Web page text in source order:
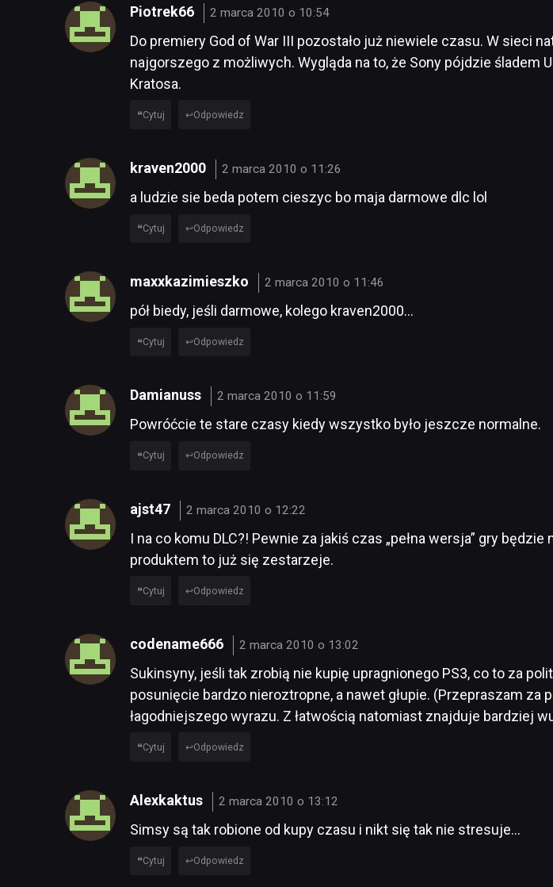
Piotrek66 2 marca 2010 o 10:54
Do premiery God of War III pozostało już niewiele czasu. W sieci
najgorszego z możliwych. Wygląda na to, że Sony pójdzie
Kratosa.
Cytuj Odpowiedz
kraven2000 2 marca 2010 o 11:26
a ludzie sie beda potem cieszyc bo maja darmowe dlc lol
Cytuj Odpowiedz
maxxkazimieszko 2 marca 2010 o 11:46
pół biedy, jeśli darmowe, kolego kraven2000…
Cytuj Odpowiedz
Damianuss 2 marca 2010 o 11:59
Powróćcie te stare czasy kiedy wszystko było jeszcze normalne.
Cytuj Odpowiedz
ajst47 2 marca 2010 o 12:22
I na co komu DLC?! Pewnie za jakiś czas „pełna wersja” gry
produktem to już się zestarzeje.
Cytuj Odpowiedz
codename666 2 marca 2010 o 13:02
Sukinsyny, jeśli tak zrobią nie kupię upragnionego PS3, co to za
posunięcie bardzo nieroztropne, a nawet głupie. (Przepraszam
łagodniejszego wyrazu. Z łatwością natomiast znajduje bardziej
Cytuj Odpowiedz
Alexkaktus 2 marca 2010 o 13:12
Simsy są tak robione od kupy czasu i nikt się tak nie stresuje…
Cytuj Odpowiedz